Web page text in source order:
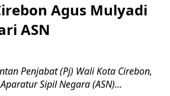
Agus Mulyadi
ASN
Penjabat (Pj) Wali Kota Cirebon,
Sipil Negara (ASN)...